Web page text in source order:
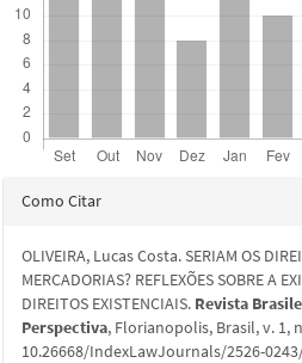
Detalhes
artigo
Como Citar
OLIVEIRA, Lucas Costa. SERIAM OS
MERCADORIAS? REFLEXÕES SOBRE A
DIREITOS EXISTENCIAIS. Revista
Perspectiva, Florianopolis, Brasil, v. 1,
10.26668/IndexLawJournals/2526-